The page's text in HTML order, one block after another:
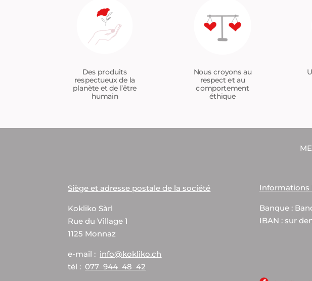
Des produits
respectueux de la
planète et de l’être
humain
Nous croyons au
respect et au
comportement
éthique
Siège et adresse postale de la société
Kokliko Sàrl
Rue du Village 1
1125 Monnaz
e-mail : info@kokliko.ch
tél : 077 944 48 42
Informations
Banque :
IBAN : sur